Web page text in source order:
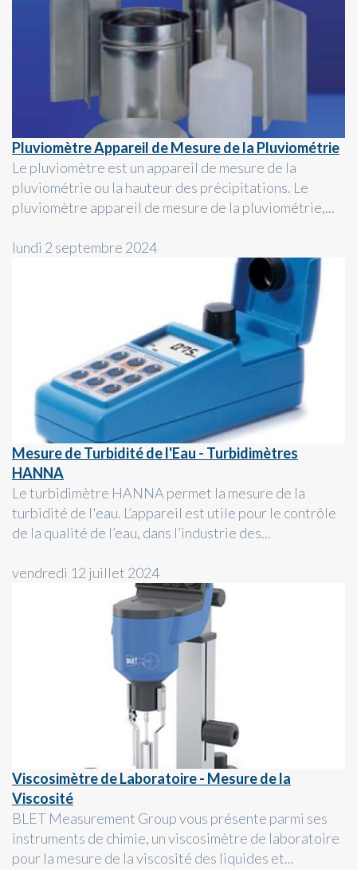
Pluviomètre Appareil de Mesure de la Pluviométrie
Le pluviomètre est un appareil de mesure de la
pluviométrie ou la hauteur des précipitations. Le
pluviomètre appareil de mesure de la pluviométrie,...
lundi 2 septembre 2024
Mesure de Turbidité de l'Eau - Turbidimètres
HANNA
Le turbidimètre HANNA permet la mesure de la
turbidité de l'eau. L’appareil est utile pour le contrôle
de la qualité de l’eau, dans l’industrie des...
vendredi 12 juillet 2024
Viscosimètre de Laboratoire - Mesure de la
Viscosité
BLET Measurement Group vous présente parmi ses
instruments de chimie, un viscosimètre de laboratoire
pour la mesure de la viscosité des liquides et...